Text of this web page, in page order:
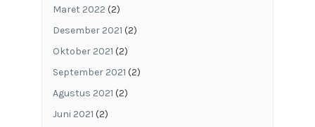
Maret 2022 (2)
Desember 2021 (2)
Oktober 2021 (2)
September 2021 (2)
Agustus 2021 (2)
Juni 2021 (2)